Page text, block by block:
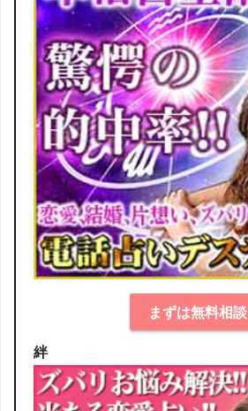
まずは無料相談
絆